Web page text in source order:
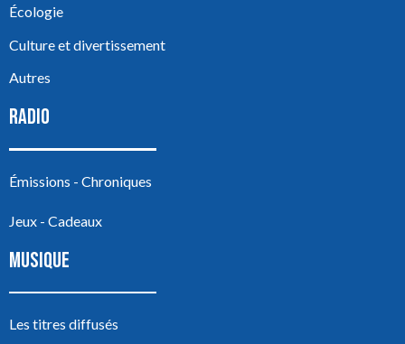
Écologie
Culture et divertissement
Autres
RADIO
Émissions - Chroniques
Jeux - Cadeaux
MUSIQUE
Les titres diffusés